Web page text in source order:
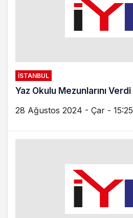
İSTANBUL
Yaz Okulu Mezunlarını Verdi
28 Ağustos 2024 - Çar - 15:25